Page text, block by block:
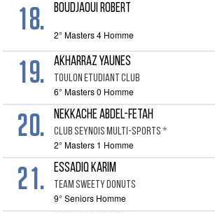
18. BOUDJAOUI ROBERT
2° Masters 4 Homme
19. AKHARRAZ YAUNES
TOULON ETUDIANT CLUB
6° Masters 0 Homme
20. NEKKACHE ABDEL-FETAH
CLUB SEYNOIS MULTI-SPORTS *
2° Masters 1 Homme
21. ESSADIQ KARIM
TEAM SWEETY DONUTS
9° Seniors Homme